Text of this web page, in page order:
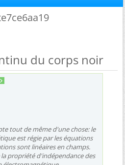
du corps noir
tout de même d'une chose: le
est régie par les équations
sont linéaires en champs.
propriété d'indépendance des